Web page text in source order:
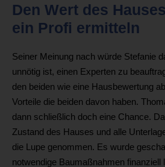
Den Wert des
ein Profi ermitteln
Seiner Meinung nach würde Stefanie
unnötig ist, einen Experten zu
den beiden wie eine Hausbewertung
Vorteile die beiden davon haben.
dann schließlich doch eine Chance.
Zustand des Hauses und alle
die Lupe genommen. Es wurde
notwendige Baumaßnahmen finanziell